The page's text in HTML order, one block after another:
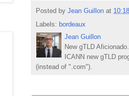
Posted by Jean Guillon at
Labels: bordeaux
Jean Guillon
New gTLD
ICANN new gTLD
(instead of ".com").